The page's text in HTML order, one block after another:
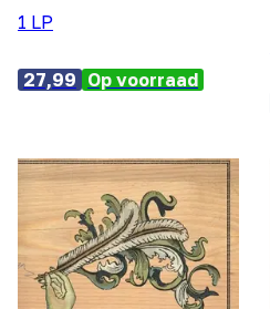
1 LP
27,99 Op voorraad